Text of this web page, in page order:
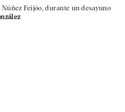
Feijóo, durante un desayuno